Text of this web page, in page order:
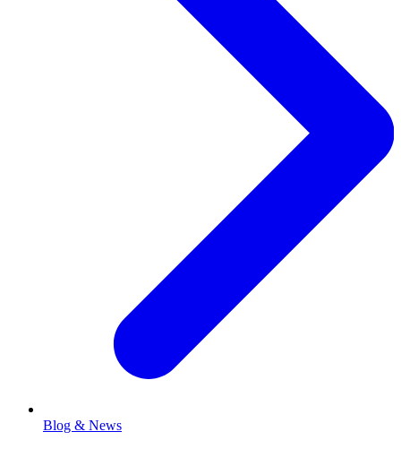
Blog & News